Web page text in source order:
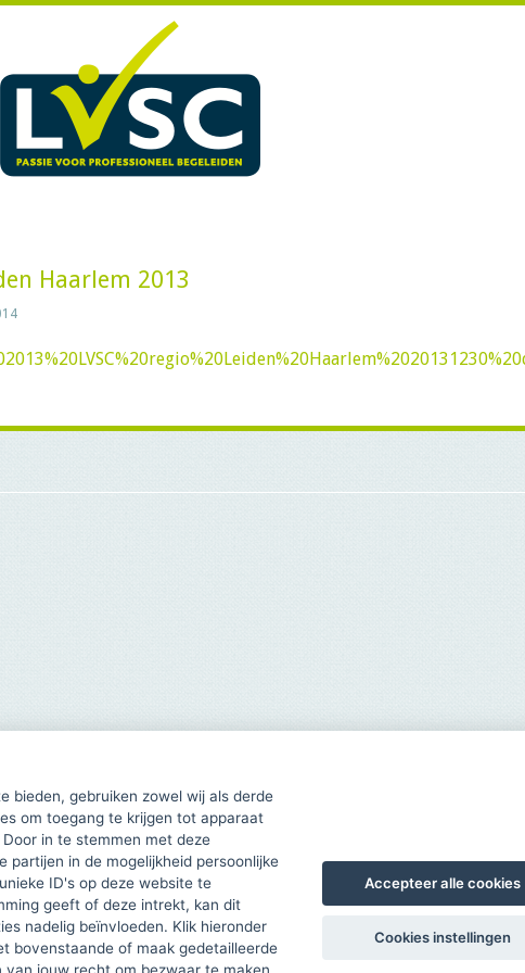
Haarlem 2013
bieden, gebruiken zowel wij als derde
om toegang te krijgen tot apparaat
in te stemmen met deze
partijen in de mogelijkheid persoonlijke
ID's op deze website te
geeft of deze intrekt, kan dit
nadelig beïnvloeden. Klik hieronder
bovenstaande of maak gedetailleerde
Accepteer alle cookies
Cookies instellingen